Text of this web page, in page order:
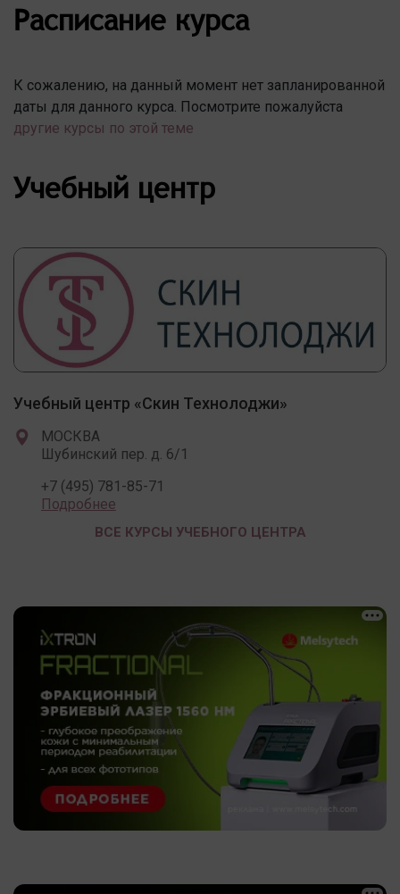
Расписание курса
К сожалению, на данный момент нет запланированной
даты для данного курса. Посмотрите пожалуйста
другие курсы по этой теме
Учебный центр
Учебный центр «Скин Технолоджи»
МОСКВА
Шубинский пер. д. 6/1
+7 (495) 781-85-71
Подробнее
ВСЕ КУРСЫ УЧЕБНОГО ЦЕНТРА